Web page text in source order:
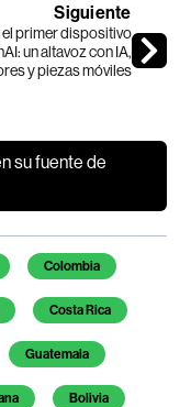
Siguiente
el primer dispositivo
un altavoz con IA,
y piezas móviles
su fuente de
Colombia
Costa Rica
Guatemala
Bolivia